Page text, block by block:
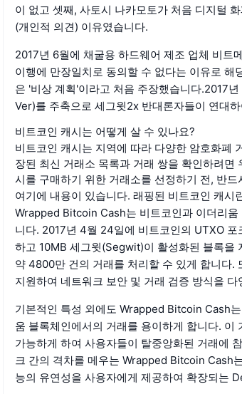
이 없고 셋째, 사토시 나카모토가 처음 디지털
(개인적 의견) 이유였습니다.
2017년 6월에 채굴용 하드웨어 제조 업체 비트
이행에 만장일치로 동의할 수 없다는 이유로
은 '비상 계획'이라고 처음 주장했습니다.2017
Ver)를 주축으로 세그윗2x 반대론자들이 연대
비트코인 캐시는 어떻게 살 수 있나요?
비트코인 캐시는 지역에 따라 다양한 암호화폐
장된 최신 거래소 목록과 거래 쌍을 확인하려면
시를 구매하기 위한 거래소를 선정하기 전, 반
여기에 내용이 있습니다. 래핑된 비트코인 캐시
Wrapped Bitcoin Cash는 비트코인과 이더리
니다. 2017년 4월 24일에 비트코인의 UTXO
하고 10MB 세그윗(Segwit)이 활성화된 블록을
약 4800만 건의 거래를 처리할 수 있게 합니다.
지원하여 네트워크 보안 및 거래 검증 방식을 다
기본적인 특성 외에도 Wrapped Bitcoin Cash
움 블록체인에서의 거래를 용이하게 합니다.
가능하게 하여 사용자들이 탈중앙화된 거래에
크 간의 격차를 메우는 Wrapped Bitcoin Cash
능의 유연성을 사용자에게 제공하여 확장되는